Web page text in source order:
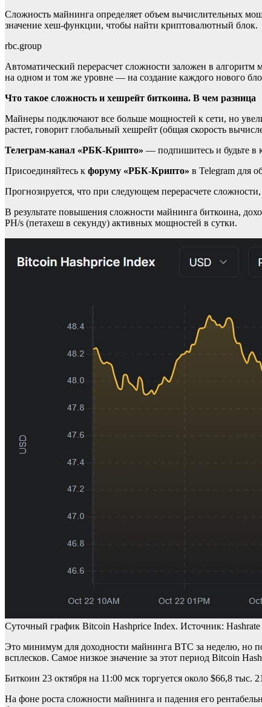
Сложность майнинга определяет объем вычислительных
значение хеш-функции, чтобы найти криптовалютный блок.
rbc.group
Автоматический перерасчет сложности заложен в
на одном и том же уровне — на создание каждого нового
Что такое сложность и хешрейт биткоина. В чем разница
Майнеры подключают все больше мощностей к сети, но
растет, говорит глобальный хешрейт (общая скорость
Телеграм-канал «РБК-Крипто» — подпишитесь и будьте в
Присоединяйтесь к форуму «РБК-Крипто» в Telegram для
Прогнозируется, что при следующем перерасчете
В результате повышения сложности майнинга биткоина,
PH/s (петахеш в секунду) активных мощностей в сутки.
Суточный график Bitcoin Hashprice Index. Источник: Hashrate
Это минимум для доходности майнинга BTC за неделю, но
всплесков. Самое низкое значение за этот период Bitcoin
Биткоин 23 октября на 11:00 мск торгуется около $66,8
На фоне роста сложности майнинга и падения его